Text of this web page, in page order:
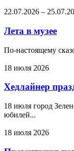
22.07.2026 –
Лета в музее
По-настоящему
18 июля 2026
Хедлайнер
18 июля город
юбилей...
18 июля 2026